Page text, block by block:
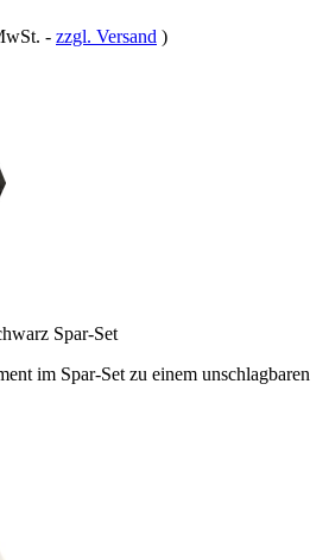
- zzgl. Versand )
Spar-Set
im Spar-Set zu einem unschlagbaren